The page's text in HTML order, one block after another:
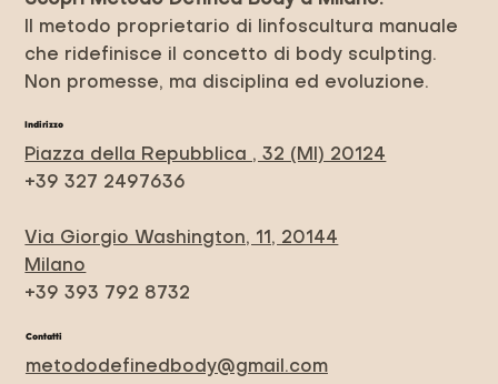
Il metodo proprietario di linfoscultura manuale
che ridefinisce il concetto di body sculpting.
Non promesse, ma disciplina ed evoluzione.
Indirizzo
Piazza della Repubblica , 32 (MI) 20124
+39 327 2497636
Via Giorgio Washington, 11, 20144
Milano
+39 393 792 8732
Contatti
metododefinedbody@gmail.com